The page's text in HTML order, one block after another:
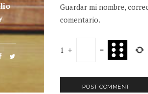
Guardar mi nombre,
comentario.
1 + =